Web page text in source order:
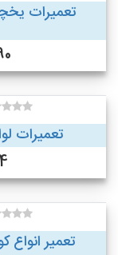
تعمیرات
تعمیرات
تعمیر انواع